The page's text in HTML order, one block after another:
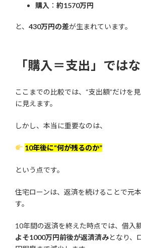
購入 ： 約1570万円
と、 430万円の差が生まれています。
「購入＝支出」では
ここまでの比較では、“支出額”だけを
に見えます。
しかし、本当に重要なのは、
10年後に“何が残るのか”
という点です。
住宅ローンは、返済を続けることで元
す。
10年間の返済を終えた時点では、借入
よそ1000万円前後が返済済みとなり、